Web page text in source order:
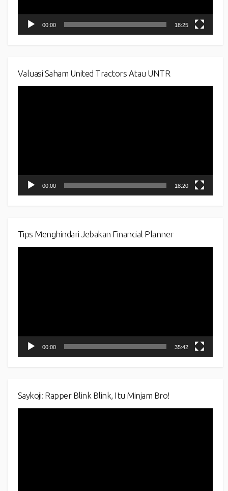
00:00 18:25
Valuasi Saham United Tractors Atau UNTR
00:00 18:20
Tips Menghindari Jebakan Financial Planner
00:00 35:42
Saykoji: Rapper Blink Blink, Itu Minjam Bro!